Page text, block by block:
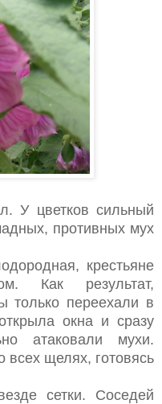
У цветков сильный
противных мух
крестьяне
Как результат,
только переехали в
окна и сразу
атаковали мухи.
щелях, готовясь
сетки. Соседей